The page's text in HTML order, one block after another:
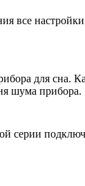
все
для сна.
шума прибора.
серии